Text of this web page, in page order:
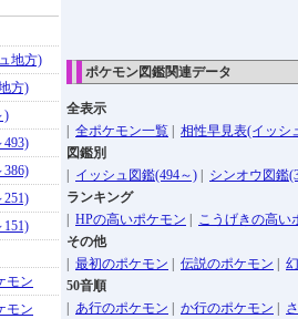
ポケモン図鑑関連データ
全表示
全ポケモン一覧 相性早見表(イッシ
図鑑別
イッシュ図鑑(494～) シンオウ図鑑
ランキング
HPの高いポケモン こうげきの高い
その他
最初のポケモン 伝説のポケモン
50音順
あ行のポケモン か行のポケモン
地方)
方)
)
493)
386)
251)
151)
モン
モン